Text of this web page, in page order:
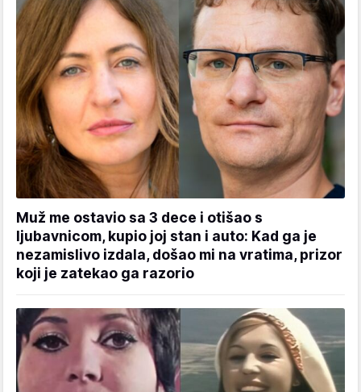
Muž me ostavio sa 3 dece i otišao s
ljubavnicom, kupio joj stan i auto: Kad ga je
nezamislivo izdala, došao mi na vratima, prizor
koji je zatekao ga razorio